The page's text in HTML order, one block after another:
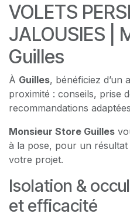
VOLETS
JALOUSIES |
Guilles
À Guilles, bénéficiez d’un
proximité : conseils, prise
recommandations
Monsieur Store Guilles
à la pose, pour un
votre projet.
Isolation &
et efficacité